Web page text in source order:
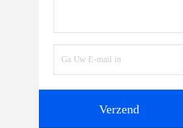
Verzend